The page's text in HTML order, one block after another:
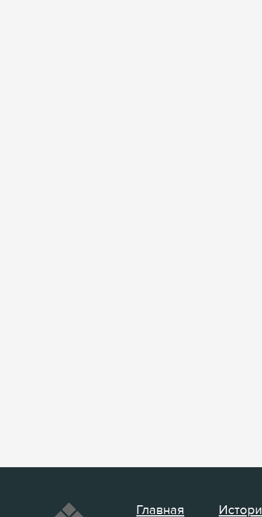
Главная